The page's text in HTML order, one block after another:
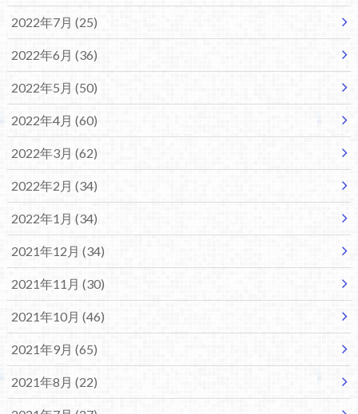
2022年7月 (25)
2022年6月 (36)
2022年5月 (50)
2022年4月 (60)
2022年3月 (62)
2022年2月 (34)
2022年1月 (34)
2021年12月 (34)
2021年11月 (30)
2021年10月 (46)
2021年9月 (65)
2021年8月 (22)